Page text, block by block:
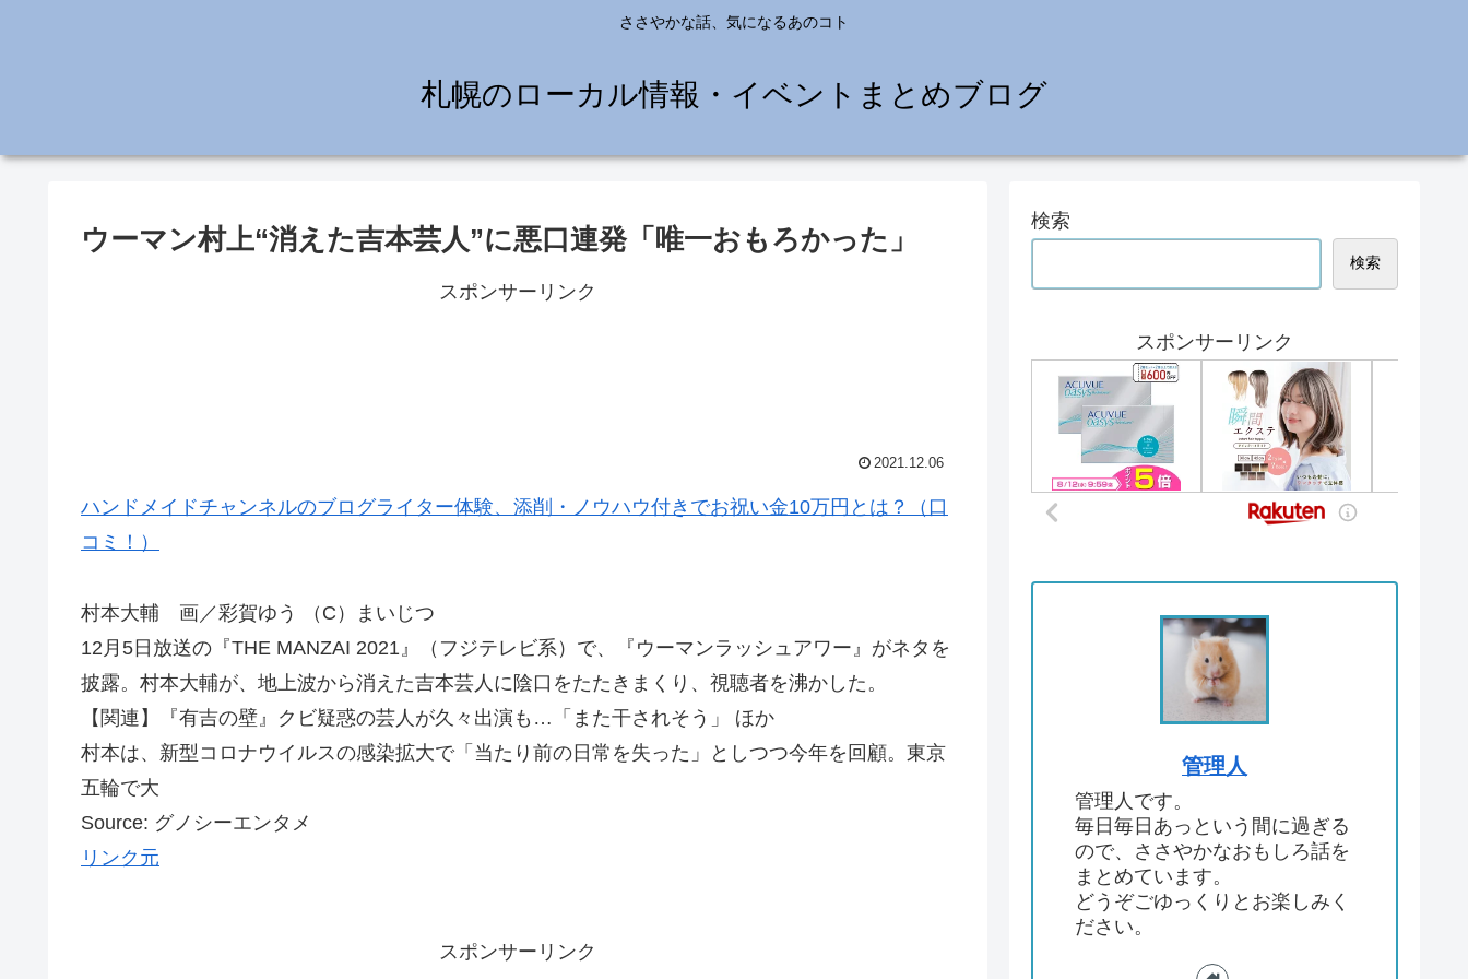
ささやかな話、気になるあのコト
札幌のローカル情報・イベントまとめブログ
ウーマン村上“消えた吉本芸人”に悪口連発「唯一おもろかった」
スポンサーリンク
2021.12.06
ハンドメイドチャンネルのブログライター体験、添削・ノウハウ付きでお祝い金10万円とは？（口
コミ！）
村本大輔 画／彩賀ゆう （C）まいじつ
12月5日放送の『THE MANZAI 2021』（フジテレビ系）で、『ウーマンラッシュアワー』がネタを
披露。村本大輔が、地上波から消えた吉本芸人に陰口をたたきまくり、視聴者を沸かした。
【関連】『有吉の壁』クビ疑惑の芸人が久々出演も…「また干されそう」 ほか
村本は、新型コロナウイルスの感染拡大で「当たり前の日常を失った」としつつ今年を回顧。東京
五輪で大
Source: グノシーエンタメ
リンク元
スポンサーリンク
検索
検索
スポンサーリンク
管理人
管理人です。
毎日毎日あっという間に過ぎる
ので、ささやかなおもしろ話を
まとめています。
どうぞごゆっくりとお楽しみく
ださい。